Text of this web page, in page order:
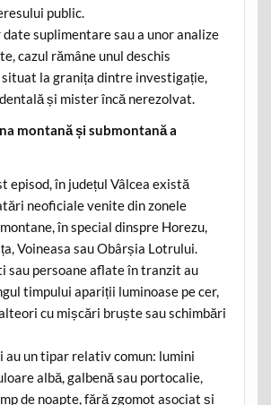
public.
date suplimentare sau a unor analize
cazul rămâne unul deschis
la granița dintre investigație,
și mister încă nerezolvat.
montană și submontană a
episod, în județul Vâlcea există
neoficiale venite din zonele
în special dinspre Horezu,
Voineasa sau Obârșia Lotrului.
sau persoane aflate în tranzit au
timpului apariții luminoase pe cer,
cu mișcări bruște sau schimbări
un tipar relativ comun: lumini
albă, galbenă sau portocalie,
de noapte, fără zgomot asociat și